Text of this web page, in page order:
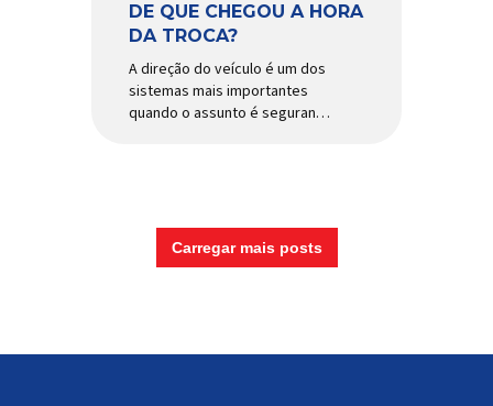
DE QUE CHEGOU A HORA
DA TROCA?
A direção do veículo é um dos
sistemas mais importantes
quando o assunto é segurança,
movimentos do volante,
garantindo estabilidade e
controle em diferentes
esforços mecânicos, […]
Carregar mais posts